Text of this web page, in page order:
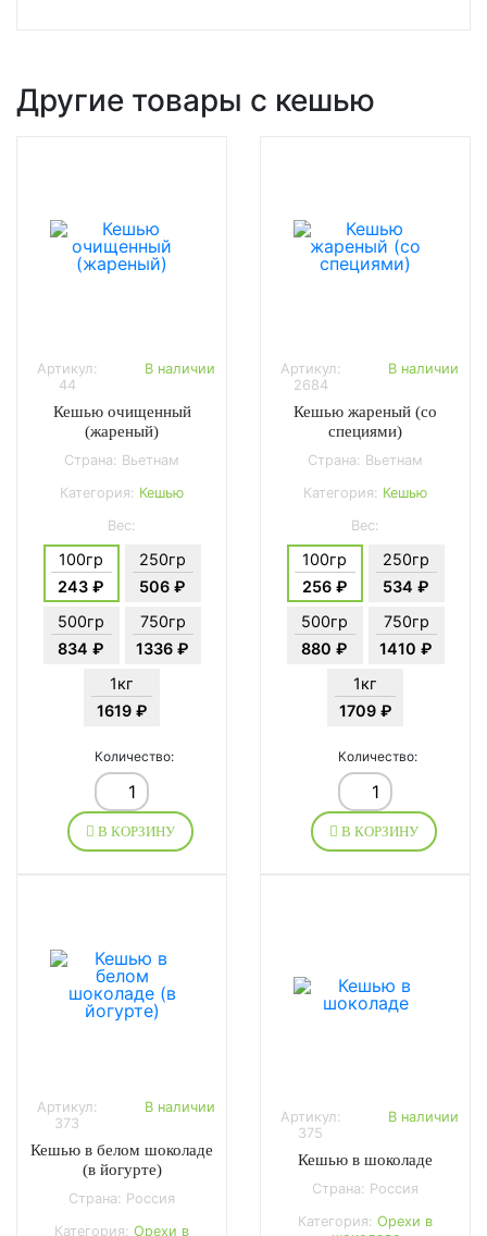
Другие товары с кешью
Артикул:
44
В наличии
Кешью очищенный
(жареный)
Страна: Вьетнам
Категория: Кешью
Вес:
100гр
243 ₽
250гр
506 ₽
500гр
834 ₽
750гр
1336 ₽
1кг
1619 ₽
Количество:
В КОРЗИНУ
Артикул:
2684
В наличии
Кешью жареный (со
специями)
Страна: Вьетнам
Категория: Кешью
Вес:
100гр
256 ₽
250гр
534 ₽
500гр
880 ₽
750гр
1410 ₽
1кг
1709 ₽
Количество:
В КОРЗИНУ
Артикул:
373
В наличии
Кешью в белом шоколаде
(в йогурте)
Страна: Россия
Категория: Орехи в
Артикул:
375
В наличии
Кешью в шоколаде
Страна: Россия
Категория: Орехи в